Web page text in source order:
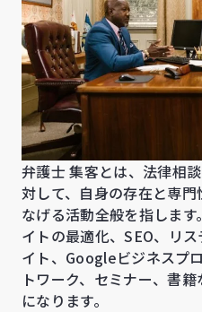
弁護士 集客とは、法律相
対して、自身の存在と専
なげる活動全般を指しま
イトの最適化、SEO、リ
イト、Googleビジネスプ
トワーク、セミナー、書
になります。